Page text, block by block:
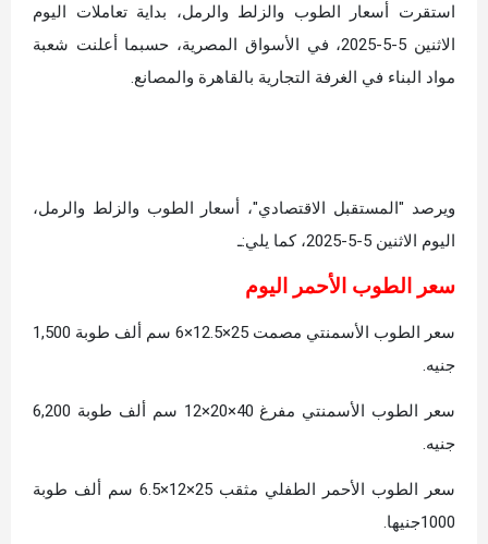
استقرت أسعار الطوب والزلط والرمل، بداية تعاملات اليوم
الاثنين 5-5-2025، في الأسواق المصرية، حسبما أعلنت شعبة
مواد البناء في الغرفة التجارية بالقاهرة والمصانع.
ويرصد "المستقبل الاقتصادي"، أسعار الطوب والزلط والرمل،
اليوم الاثنين 5-5-2025، كما يلي:ـ
سعر الطوب الأحمر اليوم
سعر الطوب الأسمنتي مصمت 25×12.5×6 سم ألف طوبة 1,500
جنيه.
سعر الطوب الأسمنتي مفرغ 40×20×12 سم ألف طوبة 6,200
جنيه.
سعر الطوب الأحمر الطفلي مثقب 25×12×6.5 سم ألف طوبة
1000جنيها.